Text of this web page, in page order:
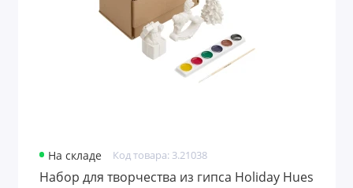
На складе Код товара: 3.21038
Набор для творчества из гипса Holiday Hues